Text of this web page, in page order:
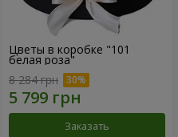
Цветы в коробке "101
белая роза"
8 284 грн
Заказать